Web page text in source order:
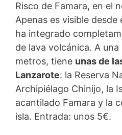
Risco de Famara, en el
Apenas es visible desde
ha integrado
de lava volcánica. A
metros, tiene unas de
Lanzarote: la Reserva
Archipiélago Chinijo, la
acantilado Famara y la
isla. Entrada: unos 5€.